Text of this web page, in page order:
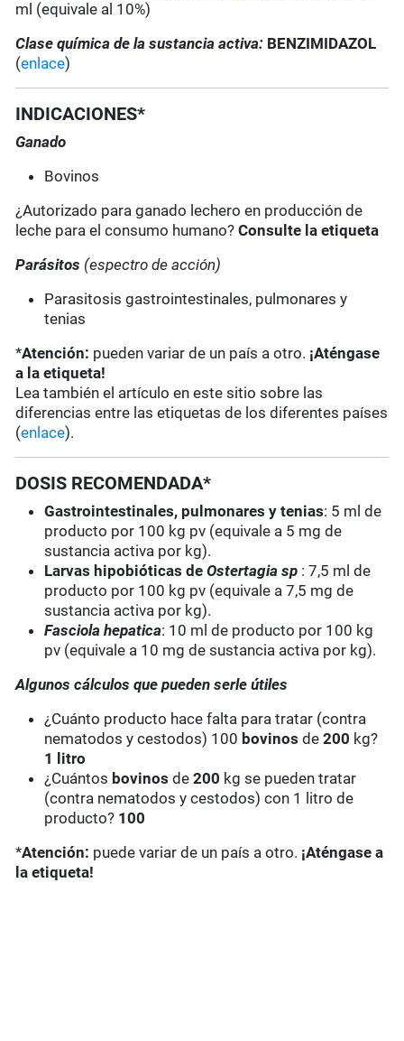
ml (equivale al 10%)
Clase química de la sustancia activa: BENZIMIDAZOL
(enlace)
INDICACIONES*
Ganado
Bovinos
¿Autorizado para ganado lechero en producción de
leche para el consumo humano? Consulte la etiqueta
Parásitos (espectro de acción)
Parasitosis gastrointestinales, pulmonares y
tenias
*Atención: pueden variar de un país a otro. ¡Aténgase
a la etiqueta!
Lea también el artículo en este sitio sobre las
diferencias entre las etiquetas de los diferentes países
(enlace).
DOSIS RECOMENDADA*
Gastrointestinales, pulmonares y tenias: 5 ml de
producto por 100 kg pv (equivale a 5 mg de
sustancia activa por kg).
Larvas hipobióticas deOstertagia sp : 7,5 ml de
producto por 100 kg pv (equivale a 7,5 mg de
sustancia activa por kg).
Fasciola hepatica: 10 ml de producto por 100 kg
pv (equivale a 10 mg de sustancia activa por kg).
Algunos cálculos que pueden serle útiles
¿Cuánto producto hace falta para tratar (contra
nematodos y cestodos) 100 bovinos de200 kg?
1 litro
¿Cuántos bovinos de 200 kg se pueden tratar
(contra nematodos y cestodos) con 1 litro de
producto? 100
*Atención: puede variar de un país a otro. ¡Aténgase a
la etiqueta!